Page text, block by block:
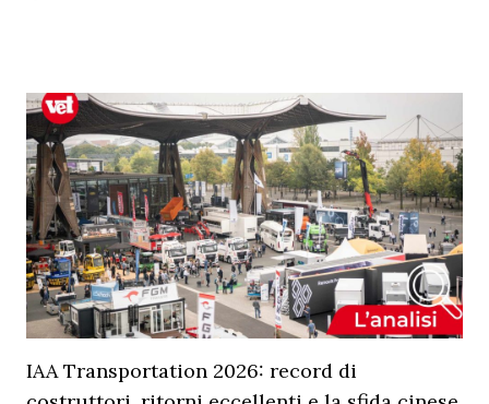
IAA Transportation 2026: record di